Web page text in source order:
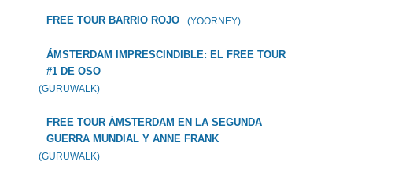
FREE TOUR BARRIO ROJO (YOORNEY)
ÁMSTERDAM IMPRESCINDIBLE: EL FREE TOUR
#1 DE OSO
(GURUWALK)
FREE TOUR ÁMSTERDAM EN LA SEGUNDA
GUERRA MUNDIAL Y ANNE FRANK
(GURUWALK)